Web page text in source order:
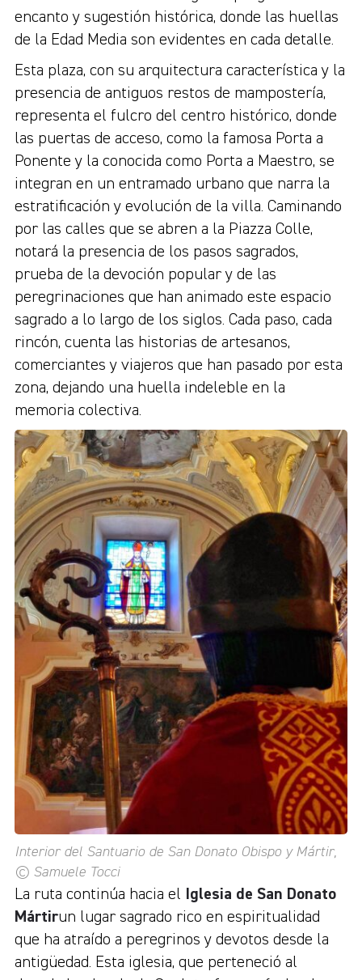
encanto y sugestión histórica, donde las huellas
de la Edad Media son evidentes en cada detalle.
Esta plaza, con su arquitectura característica y la
presencia de antiguos restos de mampostería,
representa el fulcro del centro histórico, donde
las puertas de acceso, como la famosa Porta a
Ponente y la conocida como Porta a Maestro, se
integran en un entramado urbano que narra la
estratificación y evolución de la villa. Caminando
por las calles que se abren a la Piazza Colle,
notará la presencia de los pasos sagrados,
prueba de la devoción popular y de las
peregrinaciones que han animado este espacio
sagrado a lo largo de los siglos. Cada paso, cada
rincón, cuenta las historias de artesanos,
comerciantes y viajeros que han pasado por esta
zona, dejando una huella indeleble en la
memoria colectiva.
Interior del Santuario de San Donato Obispo y Mártir,
© Samuele Tocci
La ruta continúa hacia el
Iglesia de San Donato
Mártirun lugar sagrado rico en espiritualidad
que ha atraído a peregrinos y devotos desde la
antigüedad. Esta iglesia, que perteneció al